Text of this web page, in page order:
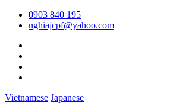
0903 840 195
nghiajcpf@yahoo.com
Vietnamese Japanese